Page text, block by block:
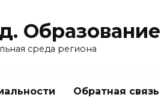
Образование
среда региона
Обратная связь